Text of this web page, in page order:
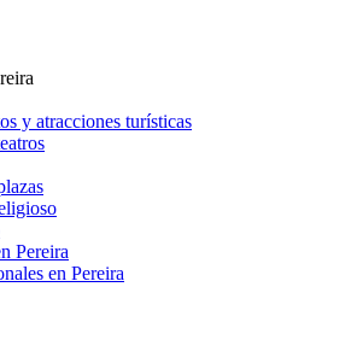
y atracciones turísticas
Pereira
en Pereira